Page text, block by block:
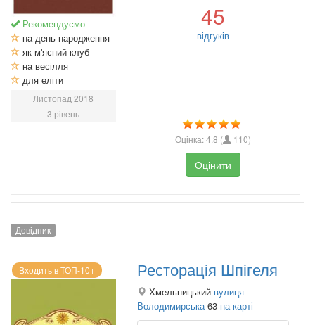
Рекомендуємо
на день народження
як м'ясний клуб
на весілля
для еліти
Листопад 2018
3 рівень
45
відгуків
Оцінка:4.8 ( 110)
Оцінити
Довідник
Входить в ТОП-10+ Ресторація Шпігеля
Хмельницький вулиця
Володимирська 63 на карті